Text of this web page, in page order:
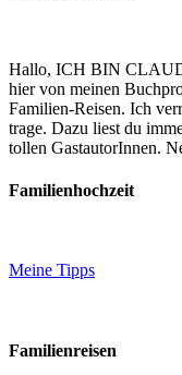
Hallo, ICH BIN
hier von meinen
Familien-Reisen. Ich
trage. Dazu liest du
tollen GastautorInnen.
Familienhochzeit
Meine Tipps
Familienreisen